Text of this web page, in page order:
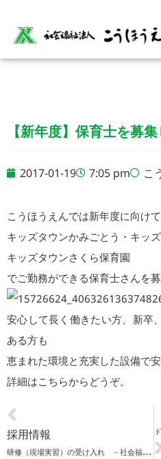
【新年度】保育士を募
2017-01-19 7:05 pm こ
こうほうえんでは新年度に向け
キッズタウンかみごとう・キッ
キッズタウンさくら保育園
でご勤務ができる保育士さんを募
安心して長く働きたい方、新卒
ある方も
恵まれた環境と充実した設備で
詳細はこちらからどうぞ。
採用情報
研
修（現場実習）の受け入れ －社会福祉法人 健昌福祉会－